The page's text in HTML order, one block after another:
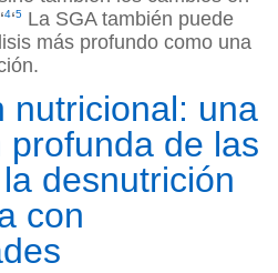
‘4‘5 La SGA también puede
más profundo como una
nutricional: una
profunda de las
desnutrición
con